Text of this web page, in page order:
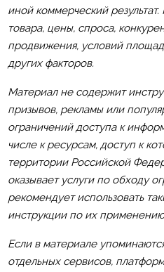
иной коммерческий результат.
товара, цены, спроса,
продвижения, условий
других факторов.
Материал не содержит
призывов, рекламы или
ограничений доступа к
числе к ресурсам, доступ к
территории Российской
оказывает услуги по обходу
рекомендует использовать
инструкции по их
Если в материале
отдельных сервисов,